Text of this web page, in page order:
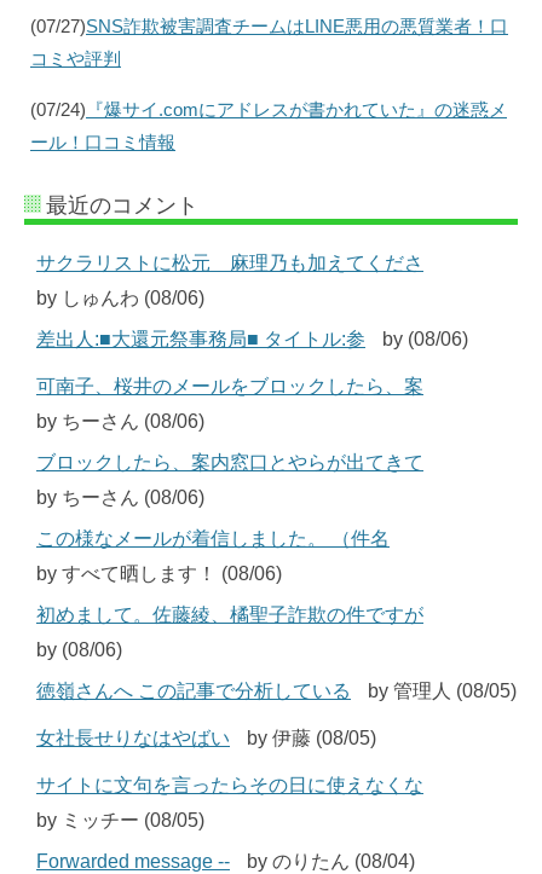
(07/27)SNS詐欺被害調査チームはLINE悪用の悪質業者！口
コミや評判
(07/24) 『爆サイ.comにアドレスが書かれていた』の迷惑メ
ール！口コミ情報
最近のコメント
サクラリストに松元 麻理乃も加えてくださ
by しゅんわ (08/06)
差出人:■大還元祭事務局■ タイトル:参
by (08/06)
可南子、桜井のメールをブロックしたら、案
by ちーさん (08/06)
ブロックしたら、案内窓口とやらが出てきて
by ちーさん (08/06)
この様なメールが着信しました。 （件名
by すべて晒します！ (08/06)
初めまして。佐藤綾、橘聖子詐欺の件ですが
by (08/06)
徳嶺さんへ この記事で分析している
by 管理人 (08/05)
女社長せりなはやばい by 伊藤 (08/05)
サイトに文句を言ったらその日に使えなくな
by ミッチー (08/05)
Forwarded message --
by のりたん (08/04)